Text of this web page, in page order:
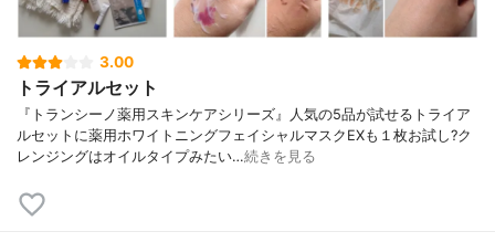
3.00
トライアルセット
『トランシーノ薬用スキンケアシリーズ』人気の5品が試せるトライア
ルセットに薬用ホワイトニングフェイシャルマスクEXも１枚お試し?ク
レンジングはオイルタイプみたい…続きを見る